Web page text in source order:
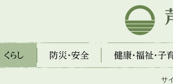
芦屋市
し 防災・安全 健康・福祉・子育て
サ